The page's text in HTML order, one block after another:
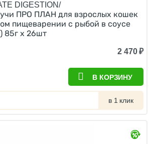
DIGESTION/
ПРО ПЛАН для взрослых кошек
пищеварении с рыбой в соусе
85г х 26шт
2 470₽
В КОРЗИНУ
в 1 клик